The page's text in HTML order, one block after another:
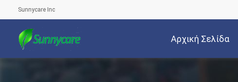
Sunnycare Inc
Αρχική Σελίδα